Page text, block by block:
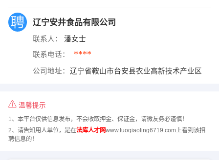
辽宁安井食品有限公司
联系人： 潘女士
联系电话： ****
公司地址： 辽宁省鞍山市台安县农业高新技术产业区
温馨提示
1、本平台仅供信息发布，不会收取押金、保证金，请微友务必谨慎！
2、请告知用人单位，是在法库人才网www.luoqiaoling6719.com上看到该招
聘信息的！